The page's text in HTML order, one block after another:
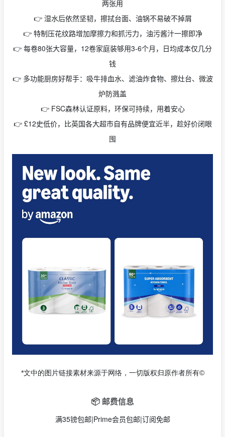
两张用
👉 湿水后依然坚韧，擦拭台面、油锅不易破不掉屑
👉 特制压花纹路增加摩擦力和抓污力，油污酱汁一擦即净
👉 每卷80张大容量，12卷家庭装够用3-6个月，日均成本仅几分
钱
👉 多功能厨房好帮手：吸牛排血水、滤油炸食物、擦灶台、微波
炉防溅盖
👉 FSC森林认证原料，环保可持续，用着安心
👉 £12史低价，比英国各大超市自有品牌便宜近半，趁好价闭眼
囤
*文中的图片链接素材来源于网络，一切版权归原作者所有©
📦 邮费信息
满35镑包邮|Prime会员包邮|订阅免邮